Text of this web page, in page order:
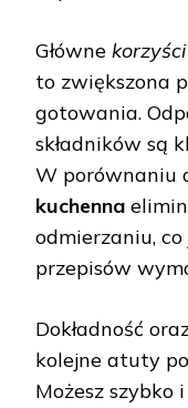
Główne
to zwiększona
gotowania.
składników są
W porównaniu
kuchenna
odmierzaniu,
przepisów
Dokładność
kolejne atuty
Możesz szybko